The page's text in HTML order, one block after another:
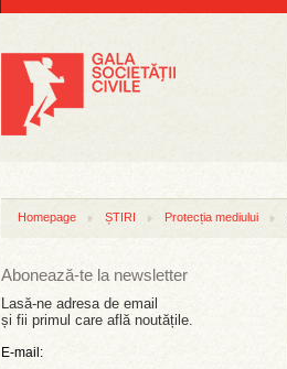
Homepage ȘTIRI Protecția mediului
Abonează-te la newsletter
Lasă-ne adresa de email
și fii primul care află noutățile.
E-mail: